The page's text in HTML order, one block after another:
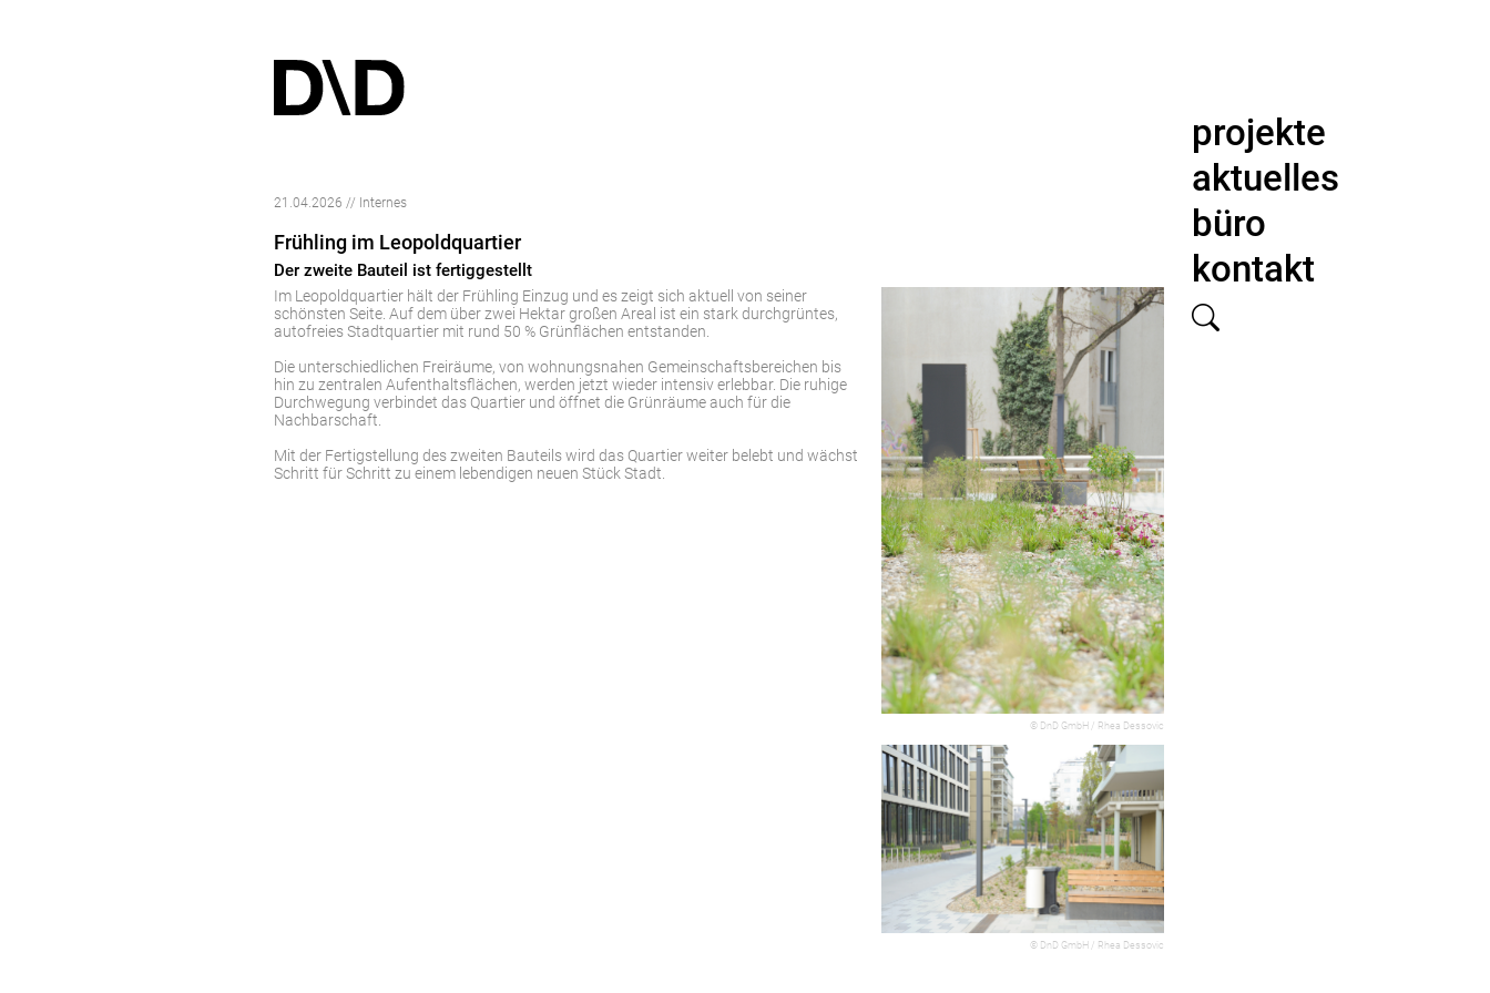
projekte
aktuelles
büro
kontakt
21.04.2026 // Internes
Frühling im Leopoldquartier
Der zweite Bauteil ist fertiggestellt
Im Leopoldquartier hält der Frühling Einzug und es zeigt sich aktuell von seiner
schönsten Seite. Auf dem über zwei Hektar großen Areal ist ein stark durchgrüntes,
autofreies Stadtquartier mit rund 50 % Grünflächen entstanden.
Die unterschiedlichen Freiräume, von wohnungsnahen Gemeinschaftsbereichen bis
hin zu zentralen Aufenthaltsflächen, werden jetzt wieder intensiv erlebbar. Die ruhige
Durchwegung verbindet das Quartier und öffnet die Grünräume auch für die
Nachbarschaft.
Mit der Fertigstellung des zweiten Bauteils wird das Quartier weiter belebt und wächst
Schritt für Schritt zu einem lebendigen neuen Stück Stadt.
© DnD GmbH / Rhea Dessovic
© DnD GmbH / Rhea Dessovic